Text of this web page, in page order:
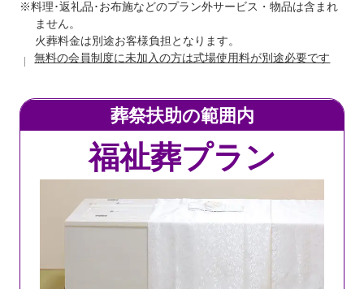
※料理･返礼品･お布施などのプラン外サービス・物品は含まれ
ません。
火葬料金は別途お客様負担となります。
無料の会員制度に未加入の方は式場使用料が別途必要です
葬祭扶助の範囲内
福祉葬プラン